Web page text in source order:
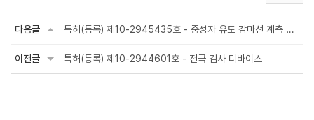
다음글 특허(등록) 제10-2945435호 - 중성자 유도 감마선 계측 시스템
이전글 특허(등록) 제10-2944601호 - 전극 검사 디바이스